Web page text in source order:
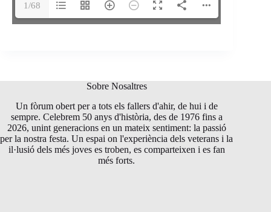
1/68
Sobre Nosaltres
Un fòrum obert per a tots els fallers d'ahir, de hui i de
sempre. Celebrem 50 anys d'història, des de 1976 fins a
2026, unint generacions en un mateix sentiment: la passió
per la nostra festa. Un espai on l'experiència dels veterans i la
il·lusió dels més joves es troben, es comparteixen i es fan
més forts.